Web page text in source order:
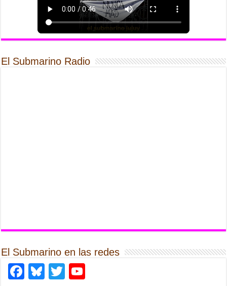
El Submarino Radio
El Submarino en las redes
Facebook
Bluesky
Twitter